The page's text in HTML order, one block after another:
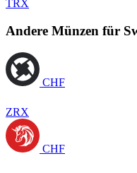
TRX
Andere Münzen für
CHF
ZRX
CHF